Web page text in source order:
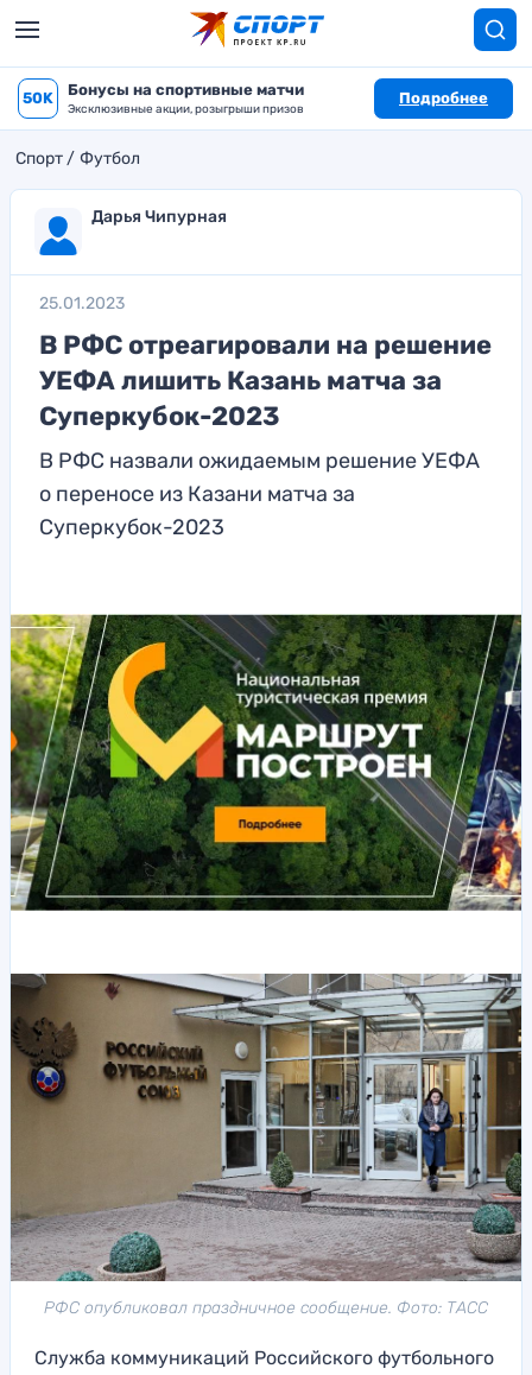
50K Бонусы на спортивные матчи
Эксклюзивные акции, розыгрыши призов
Подробнее
Спорт Футбол
Дарья Чипурная
25.01.2023
В РФС отреагировали на решение
УЕФА лишить Казань матча за
Суперкубок-2023
В РФС назвали ожидаемым решение УЕФА
о переносе из Казани матча за
Суперкубок-2023
РФС опубликовал праздничное сообщение. Фото: ТАСС
Служба коммуникаций Российского футбольного